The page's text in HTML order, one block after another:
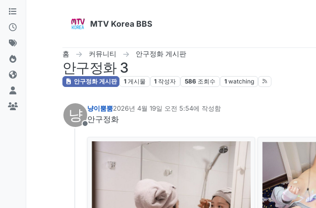
콘텐츠로 건너뛰기
MTV Korea BBS
홈 커뮤니티 안구정화 게시판
안구정화 3
안구정화 게시판 1 게시물 1 작성자 586 조회수 1 watching
냥
오프라인
냥이뿜뿜2026년 4월 19일 오전 5:54에 작성함
마지막 수정자:
안구정화